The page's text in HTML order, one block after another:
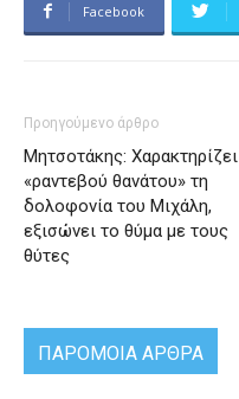
Facebook
Προηγούμενο άρθρο
Μητσοτάκης: Χαρακτηρίζει
«ραντεβού θανάτου» τη
δολοφονία του Μιχάλη,
εξισώνει το θύμα με τους
θύτες
ΠΑΡΟΜΟΙΑ ΑΡΘΡΑ